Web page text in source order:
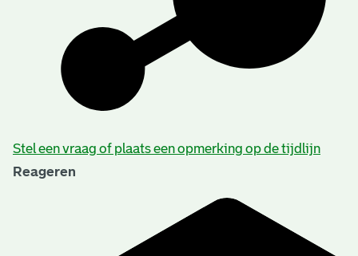
Stel een vraag of plaats een opmerking op de tijdlijn
Reageren